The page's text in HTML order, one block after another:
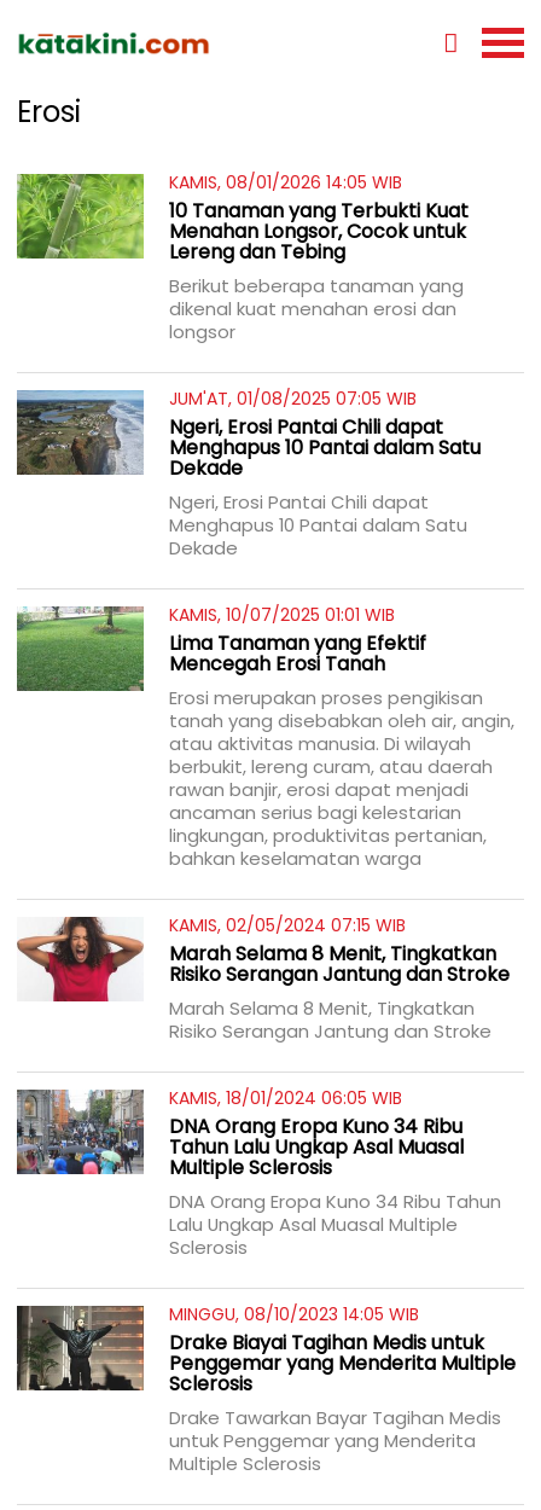
Erosi
KAMIS, 08/01/2026 14:05 WIB
10 Tanaman yang Terbukti Kuat
Menahan Longsor, Cocok untuk
Lereng dan Tebing
Berikut beberapa tanaman yang
dikenal kuat menahan erosi dan
longsor
JUM'AT, 01/08/2025 07:05 WIB
Ngeri, Erosi Pantai Chili dapat
Menghapus 10 Pantai dalam Satu
Dekade
Ngeri, Erosi Pantai Chili dapat
Menghapus 10 Pantai dalam Satu
Dekade
KAMIS, 10/07/2025 01:01 WIB
Lima Tanaman yang Efektif
Mencegah Erosi Tanah
Erosi merupakan proses pengikisan
tanah yang disebabkan oleh air, angin,
atau aktivitas manusia. Di wilayah
berbukit, lereng curam, atau daerah
rawan banjir, erosi dapat menjadi
ancaman serius bagi kelestarian
lingkungan, produktivitas pertanian,
bahkan keselamatan warga
KAMIS, 02/05/2024 07:15 WIB
Marah Selama 8 Menit, Tingkatkan
Risiko Serangan Jantung dan Stroke
Marah Selama 8 Menit, Tingkatkan
Risiko Serangan Jantung dan Stroke
KAMIS, 18/01/2024 06:05 WIB
DNA Orang Eropa Kuno 34 Ribu
Tahun Lalu Ungkap Asal Muasal
Multiple Sclerosis
DNA Orang Eropa Kuno 34 Ribu Tahun
Lalu Ungkap Asal Muasal Multiple
Sclerosis
MINGGU, 08/10/2023 14:05 WIB
Drake Biayai Tagihan Medis untuk
Penggemar yang Menderita Multiple
Sclerosis
Drake Tawarkan Bayar Tagihan Medis
untuk Penggemar yang Menderita
Multiple Sclerosis